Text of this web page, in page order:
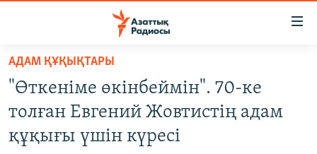
Skip
main
content
to
ЖАҢАЛЫҚТАР
АДАМ ҚҰҚЫҚТАРЫ
"Өткеніме өкінбеймін". 70-ке
толған Евгений Жовтистің адам
құқығы үшін күресі